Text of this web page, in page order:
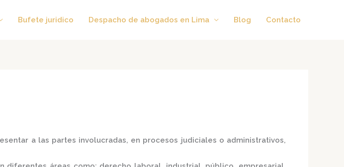
Bufete juridico Despacho de abogados en Lima Blog Contacto
a las partes involucradas, en procesos judiciales o administrativos,